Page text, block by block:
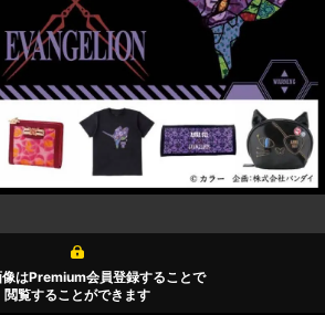
像はPremium会員登録することで
閲覧することができます